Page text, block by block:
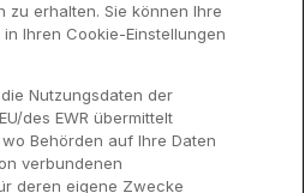
Fragen
zu erhalten. Sie können Ihre
Ihren Cookie-Einstellungen
Nutzungsdaten der
des EWR übermittelt
Behörden auf Ihre Daten
verbundenen
deren eigene Zwecke